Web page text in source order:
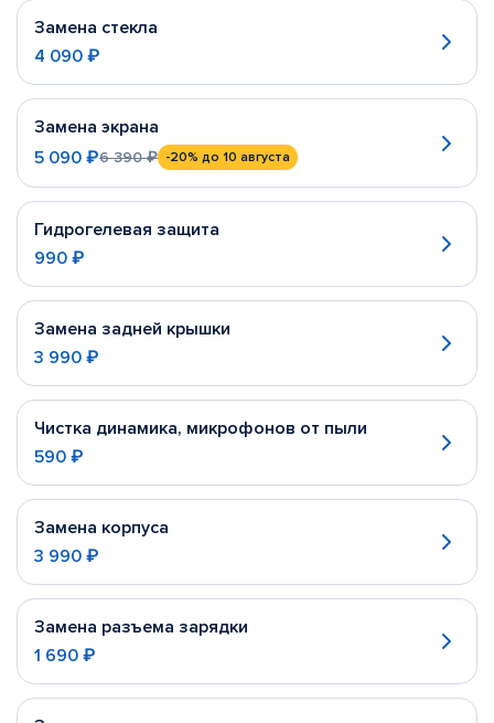
Замена стекла
4 090 ₽
Замена экрана
5 090 ₽6 390 ₽ -20% до 10 августа
Гидрогелевая защита
990 ₽
Замена задней крышки
3 990 ₽
Чистка динамика, микрофонов от пыли
590 ₽
Замена корпуса
3 990 ₽
Замена разъема зарядки
1 690 ₽